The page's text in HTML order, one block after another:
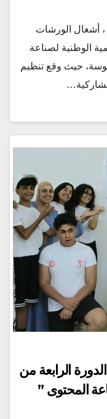
انطلقت اليوم الجمعة 31 جويلية 2026 ، أشغال الورشات
الوطنية لصناعة
حيث وقع تنظيم
الرابعة من
المحتوى ”